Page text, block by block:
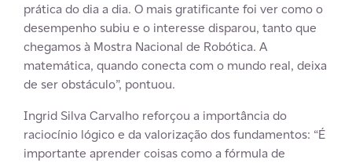
prática do dia a dia. O mais gratificante foi ver como o
desempenho subiu e o interesse disparou, tanto que
chegamos à Mostra Nacional de Robótica. A
matemática, quando conecta com o mundo real, deixa
de ser obstáculo”, pontuou.
Ingrid Silva Carvalho reforçou a importância do
raciocínio lógico e da valorização dos fundamentos: “É
importante aprender coisas como a fórmula de